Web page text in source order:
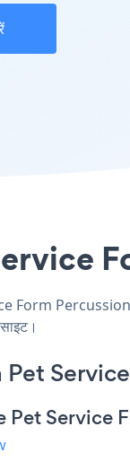
Form Percussion
Pet
Pet Service